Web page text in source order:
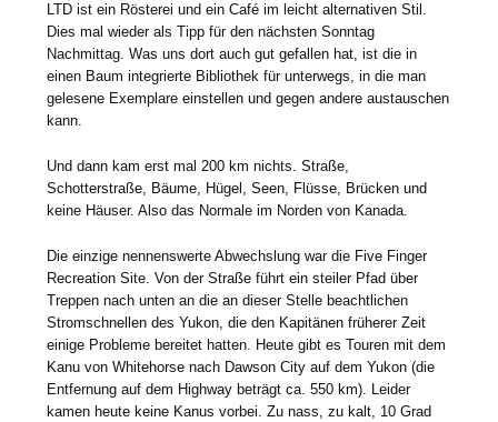
LTD ist ein Rösterei und ein Café im leicht alternativen Stil.
Dies mal wieder als Tipp für den nächsten Sonntag
Nachmittag. Was uns dort auch gut gefallen hat, ist die in
einen Baum integrierte Bibliothek für unterwegs, in die man
gelesene Exemplare einstellen und gegen andere austauschen
kann.
Und dann kam erst mal 200 km nichts. Straße,
Schotterstraße, Bäume, Hügel, Seen, Flüsse, Brücken und
keine Häuser. Also das Normale im Norden von Kanada.
Die einzige nennenswerte Abwechslung war die Five Finger
Recreation Site. Von der Straße führt ein steiler Pfad über
Treppen nach unten an die an dieser Stelle beachtlichen
Stromschnellen des Yukon, die den Kapitänen früherer Zeit
einige Probleme bereitet hatten. Heute gibt es Touren mit dem
Kanu von Whitehorse nach Dawson City auf dem Yukon (die
Entfernung auf dem Highway beträgt ca. 550 km). Leider
kamen heute keine Kanus vorbei. Zu nass, zu kalt, 10 Grad